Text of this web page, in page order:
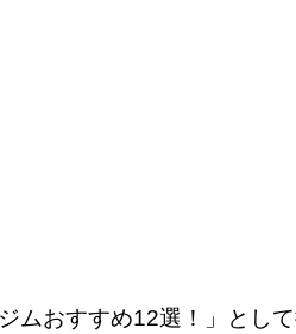
おすすめ12選！」として